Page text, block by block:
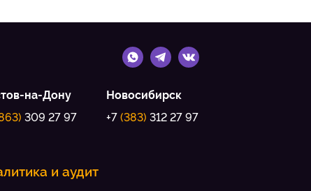
на-Дону
309 27 97
Новосибирск
+7 (383) 312 27 97
и аудит